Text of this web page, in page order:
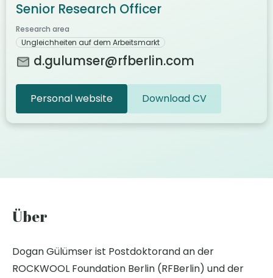
Senior Research Officer
Research area
Ungleichheiten auf dem Arbeitsmarkt
d.gulumser@rfberlin.com
Personal website Download CV
Über
Dogan Gülümser ist Postdoktorand an der
ROCKWOOL Foundation Berlin (RFBerlin) und der